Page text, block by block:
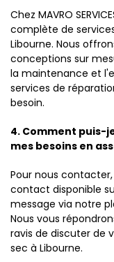
Chez MAVRO
complète de
Libourne. Nous
conceptions sur
la maintenance et
services de
besoin.
4. Comment puis-je
mes besoins en
Pour nous
contact disponible
message via notre
Nous vous
ravis de discuter de
sec à Libourne.